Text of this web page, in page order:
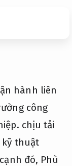
hành liên
công
chịu tải
kỹ thuật
đó, Phù